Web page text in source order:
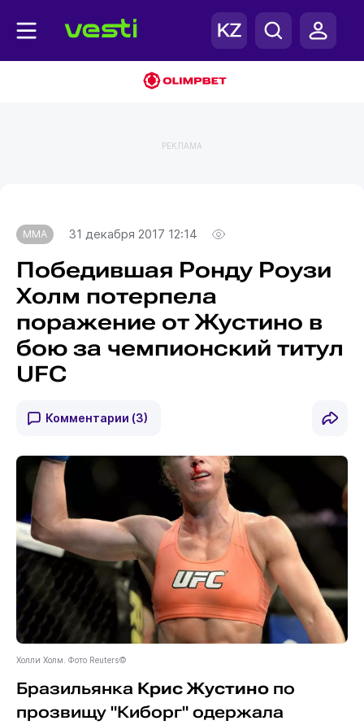
РЕКЛАМА
MMA 31 декабря 2017 12:14
Победившая Ронду Роузи
Холм потерпела
поражение от Жустино в
бою за чемпионский титул
UFC
Комментарии (3)
Холли Холм. Фото Reuters©
Бразильянка Крис Жустинопо
прозвищу "Киборг" одержала